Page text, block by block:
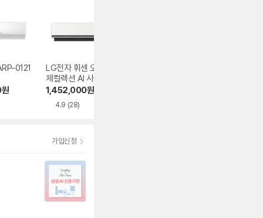
0121
원
LG전자 휘센 오브
제컬렉션 AI 사계절
듀얼쿨 SW09FS1E
1,452,000원
4.9 (28)
가입신청